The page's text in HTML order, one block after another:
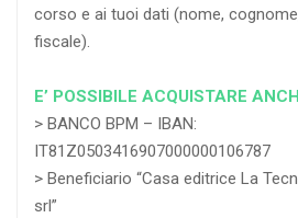
corso e ai tuoi dati (nome,
fiscale).
E’ POSSIBILE ACQUISTARE
> BANCO BPM – IBAN:
IT81Z0503416907000000106787
> Beneficiario “Casa editrice La
srl”